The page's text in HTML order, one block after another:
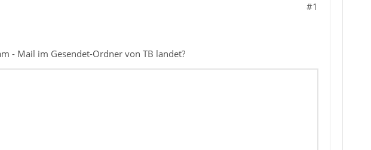
#1
- Mail im Gesendet-Ordner von TB landet?